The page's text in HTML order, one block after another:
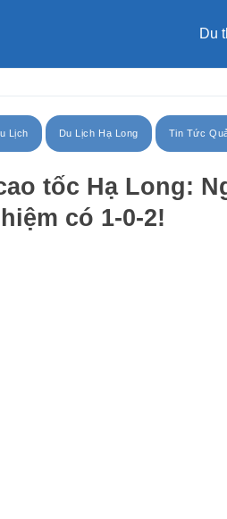
Du
Lịch Du Lịch Hạ Long Tin Tức
tốc Hạ Long:
có 1-0-2!